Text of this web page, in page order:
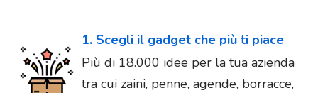
1. Scegli il gadget che più ti piace
Più di 18.000 idee per la tua azienda
tra cui zaini, penne, agende, borracce,